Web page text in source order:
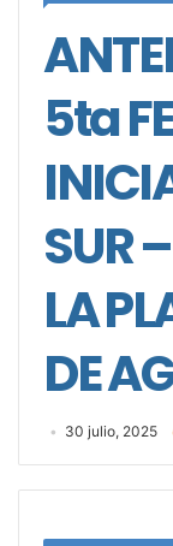
5ta
SUR
LA
DE
30 julio, 2025